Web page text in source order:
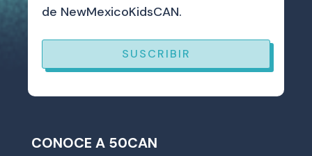
de NewMexicoKidsCAN.
SUSCRIBIR
CONOCE A 50CAN